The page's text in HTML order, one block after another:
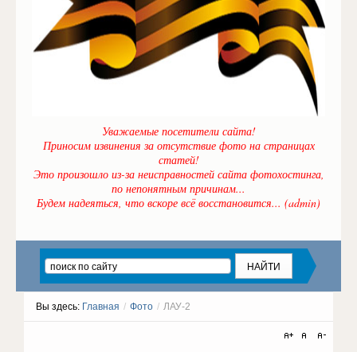
Уважаемые посетители сайта!
Приносим извинения за отсутствие фото на страницах
статей!
Это произошло из-за неисправностей сайта фотохостинга,
по непонятным причинам...
Будем надеяться, что вскоре всё восстановится... (admin)
Вы здесь: Главная / Фото / ЛАУ-2